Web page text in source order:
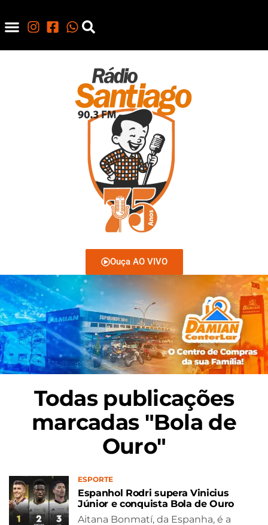
Ouça AO VIVO
Todas publicações
marcadas "Bola de
Ouro"
ESPORTE
Espanhol Rodri supera Vinicius
Júnior e conquista Bola de Ouro
Aitana Bonmatí, da Espanha, é a